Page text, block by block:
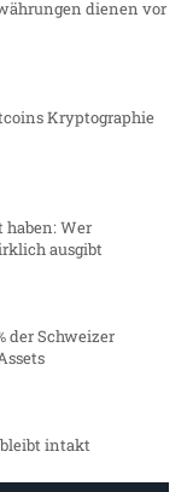
dienen vor
Kryptographie
haben: Wer
ausgibt
der Schweizer
intakt